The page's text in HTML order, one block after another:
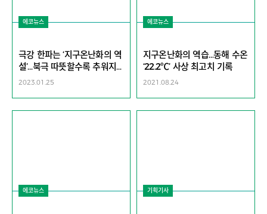
에코뉴스
극강 한파는 ‘지구온난화의 역
설’…북극 따뜻할수록 추워지
는 한반도
2023.01.25
에코뉴스
지구온난화의 역습…동해 수온
‘22.2℃’ 사상 최고치 기록
2021.08.24
에코뉴스 기획기사